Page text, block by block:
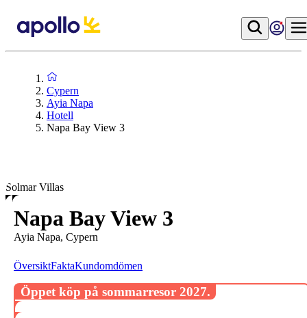
Cypern
Ayia Napa
Hotell
Napa Bay View 3
Solmar Villas
Napa Bay View 3
Ayia Napa, Cypern
ÖversiktFaktaKundomdömen
Öppet köp på sommarresor 2027.